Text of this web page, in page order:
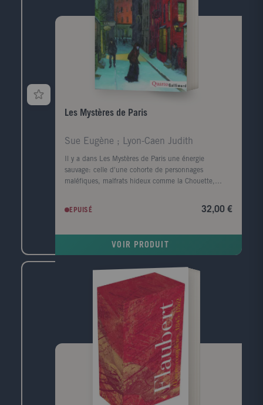
maladie à l'égarement politique, du fossé entre les
générations aux violences faites aux femmes. Une fois
encore, Jens Christian Grøndahl nous éblouit par sa
capacité à saisir l'esprit du temps et à montrer
comment l'on peut choisir de se relever après avoir
subi une chute et faire le choix de la vie.
Les Mystères de Paris
Sue Eugène ; Lyon-Caen Judith
Il y a dans Les Mystères de Paris une énergie
sauvage: celle d'une cohorte de personnages
maléfiques, malfrats hideux comme la Chouette,
comte de Saint-Remy, monstres hypocrites comme le
celle de Rodolphe, prince mélancolique venu à Paris
méchants qu'il punit au mépris des lois. On doit à sa
cruauté quelques-unes des scènes les plus
stupéfiantes du roman: le châtiment du Maître
d'école, ou le supplice de luxure imposé à Jacques
Ferrand. Cette cruauté contraste avec la pureté
morale de Fleur-de-Marie, comme avec la face solaire
de Rodolphe, providence de tous les malheureux
honnêtes dont il croise le chemin. Le roman exprime
dans son ensemble une quête assoiffée de
régénération morale de la société, par l'amélioration
des mécanismes préventifs et répressifs (c'est le sens
de l'engagement de Sue en faveur dans
EPUISÉ 32,00 €
VOIR PRODUIT